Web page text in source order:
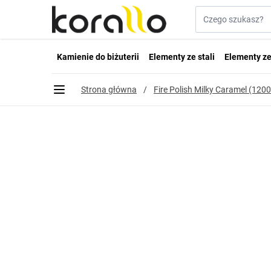
Przejdź do treści
Kamienie do biżuterii Elementy ze stali Elementy
Strona główna / Fire Polish Milky Caramel